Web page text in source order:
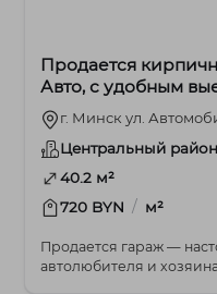
Продается
Авто, с удобным
г. Минск ул.
Центральный район
40.2 м²
720 BYN / м²
Продается гараж —
автолюбителя и хозяина: Кирпичные стены